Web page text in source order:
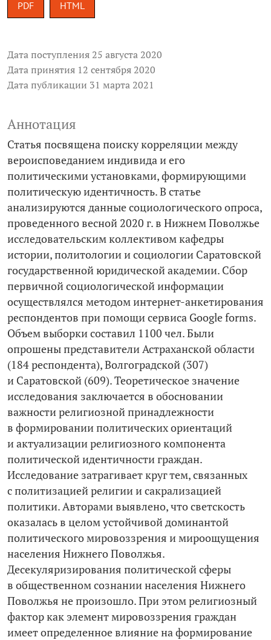
PDF HTML
Дата поступления 25 августа 2020
Дата принятия 12 сентября 2020
Дата публикации 31 марта 2021
Аннотация
Статья посвящена поиску корреляции между
вероисповеданием индивида и его
политическими установками, формирующими
политическую идентичность. В статье
анализируются данные социологического опроса,
проведенного весной 2020 г. в Нижнем Поволжье
исследовательским коллективом кафедры
истории, политологии и социологии Саратовской
государственной юридической академии. Сбор
первичной социологической информации
осуществлялся методом интернет-­анкетирования
респондентов при помощи сервиса Google forms.
Объем выборки составил 1100 чел. Были
опрошены представители Астраханской области
(184 респондента), Волгоградской (307)
и Саратовской (609). Теоретическое значение
исследования заключается в обосновании
важности религиозной принадлежности
в формировании политических ориентаций
и актуализации религиозного компонента
политической идентичности граждан.
Исследование затрагивает круг тем, связанных
с политизацией религии и сакрализацией
политики. Авторами выявлено, что светскость
оказалась в целом устойчивой доминантой
политического мировоззрения и мироощущения
населения Нижнего Поволжья.
Десекуляризирования политической сферы
в общественном сознании населения Нижнего
Поволжья не произошло. При этом религиозный
фактор как элемент мировоззрения граждан
имеет определенное влияние на формирование